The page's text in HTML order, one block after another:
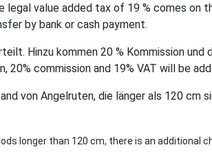
value added tax of 19 % comes on
by bank or cash payment.
Hinzu kommen 20 % Kommission
20% commission and 19% VAT will be
von Angelruten, die länger als 120
longer than 120 cm, there is an additional